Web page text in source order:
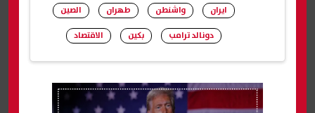
شارك
ايران واشنطن طهران
الصين
دونالد ترامب
بكين الاقتصاد